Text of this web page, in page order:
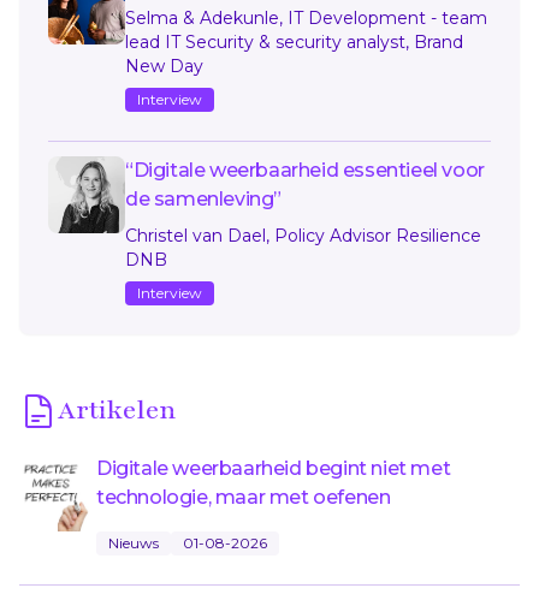
Selma & Adekunle, IT Development - team
lead IT Security & security analyst, Brand
New Day
Interview
“Digitale weerbaarheid essentieel voor
de samenleving”
Christel van Dael, Policy Advisor Resilience
DNB
Interview
Artikelen
Digitale weerbaarheid begint niet met
technologie, maar met oefenen
Nieuws 01-08-2026